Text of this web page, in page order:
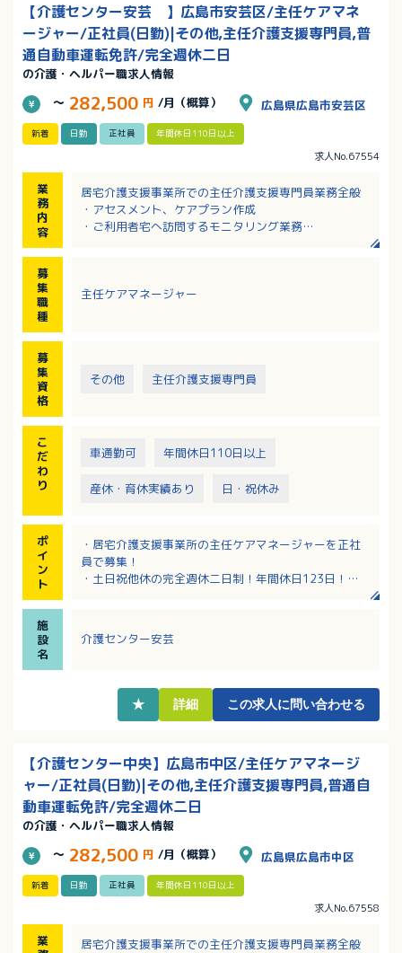
【介護センター安芸 】広島市安芸区/主任ケアマネ
ージャー/正社員(日勤)|その他,主任介護支援専門員,普
通自動車運転免許/完全週休二日
の介護・ヘルパー職求人情報
～ 282,500 円 /月（概算） 広島県広島市安芸区
新着 日勤 正社員 年間休日110日以上
求人No.67554
業
務
内
容
居宅介護支援事業所での主任介護支援専門員業務全般
・アセスメント、ケアプラン作成
・ご利用者宅へ訪問するモニタリング業務
ずつ改善できるようなケアプランを作成し、チームケ
募
集
職
種
主任ケアマネージャー
募
集
資
格
その他 主任介護支援専門員
こ
だ
わ
り
車通勤可 年間休日110日以上
産休・育休実績あり 日・祝休み
ポ
イ
ン
ト
・居宅介護支援事業所の主任ケアマネージャーを正社
員で募集！
・土日祝他休の完全週休二日制！年間休日123日！
・資格取得支援があり、スキルアップも目指せます！
・産育休からの復職率100％。働きやすい環境です！
施
設
名
介護センター安芸
★ 詳細 この求人に問い合わせる
【介護センター中央】広島市中区/主任ケアマネージ
ャー/正社員(日勤)|その他,主任介護支援専門員,普通自
動車運転免許/完全週休二日
の介護・ヘルパー職求人情報
～ 282,500 円 /月（概算） 広島県広島市中区
新着 日勤 正社員 年間休日110日以上
求人No.67558
業
居宅介護支援事業所での主任介護支援専門員業務全般